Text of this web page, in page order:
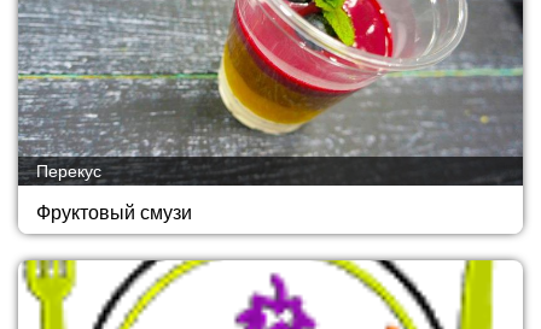
Фруктовый смузи
Перекус